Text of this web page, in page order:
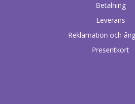
Betalning
Leverans
Reklamation och
Presentkort